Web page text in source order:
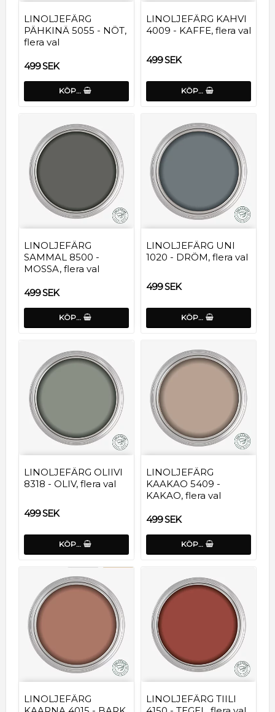
LINOLJEFÄRG
PÄHKINÄ 5055 - NÖT,
flera val
499 SEK
KÖP…
LINOLJEFÄRG KAHVI
4009 - KAFFE, flera val
499 SEK
KÖP…
LINOLJEFÄRG
SAMMAL 8500 -
MOSSA, flera val
499 SEK
KÖP…
LINOLJEFÄRG UNI
1020 - DRÖM, flera val
499 SEK
KÖP…
LINOLJEFÄRG OLIIVI
8318 - OLIV, flera val
499 SEK
KÖP…
LINOLJEFÄRG
KAAKAO 5409 -
KAKAO, flera val
499 SEK
KÖP…
LINOLJEFÄRG
LINOLJEFÄRG TIILI